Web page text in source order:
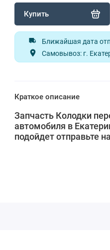
Купить
Ближайшая дата
Самовывоз: г.
Краткое описание
Запчасть Колодки
автомобиля в
подойдет отправьте